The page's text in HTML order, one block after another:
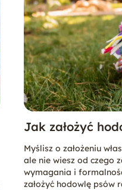
Jak założyć
Poradnik krok
Myślisz o założeniu
ale nie wiesz od czego
wymagania i
założyć hodowlę psów